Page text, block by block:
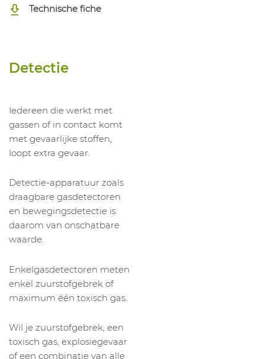
Technische fiche
Detectie
Iedereen die werkt met
gassen of in contact komt
met gevaarlijke stoffen,
loopt extra gevaar.
Detectie-apparatuur zoals
draagbare gasdetectoren
en bewegingsdetectie is
daarom van onschatbare
waarde.
Enkelgasdetectoren meten
enkel zuurstofgebrek of
maximum één toxisch gas.
Wil je zuurstofgebrek, een
toxisch gas, explosiegevaar
of een combinatie van alle